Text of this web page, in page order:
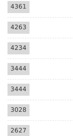
4361
4263
4234
3444
3444
3028
2627